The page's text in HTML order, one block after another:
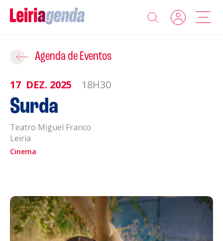
Agenda
Sobre a Leiriagenda
Promotores
Clubes Desportivos
Política de Privacidade
Política de Cookies
Agenda de Eventos
17 DEZ. 2025 18H30
Surda
Teatro Miguel Franco
Leiria
Cinema
Adicionar ao Roteiro
ROTEIROS EXISTENTES
CRIAR NOVO